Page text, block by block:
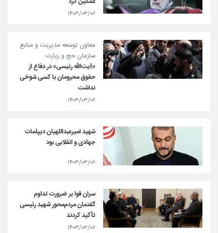
۱۴۰۳/۰۳/۰۲
معاون توسعه مدیریت و منابع
سازمان حج و زیارت:
«آیت‌الله رئیسی» در دفاع از
حقوق محرومان با کسی شوخی
نداشت
۱۴۰۳/۰۳/۰۲
شهید امیرعبداللهیان دیپلمات
جهادی و انقلابی بود
۱۴۰۳/۰۳/۰۲
سران قوا بر ضرورت تداوم
گفتمان مردم‌محور شهید رئیسی
تأکید کردند
۱۴۰۳/۰۳/۰۲